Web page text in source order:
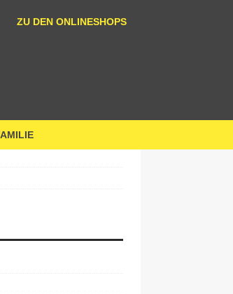
ZU DEN ONLINESHOPS